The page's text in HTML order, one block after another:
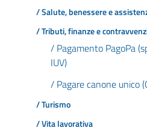
/ Salute, benessere e
/ Tributi, finanze e
/ Pagamento PagoPa
IUV)
/ Pagare canone unico
/ Turismo
/ Vita lavorativa